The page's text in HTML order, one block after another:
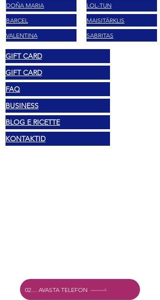
DOÑA MARIA
BARCEL
VALENTINA
LOL-TUN
MAISITÄRKLIS
SABRITAS
GIFT CARD
GIFT CARD
FAQ
BUSINESS
BLOG E RICETTE
KONTAKTID
02.... AVASTA TELEFON